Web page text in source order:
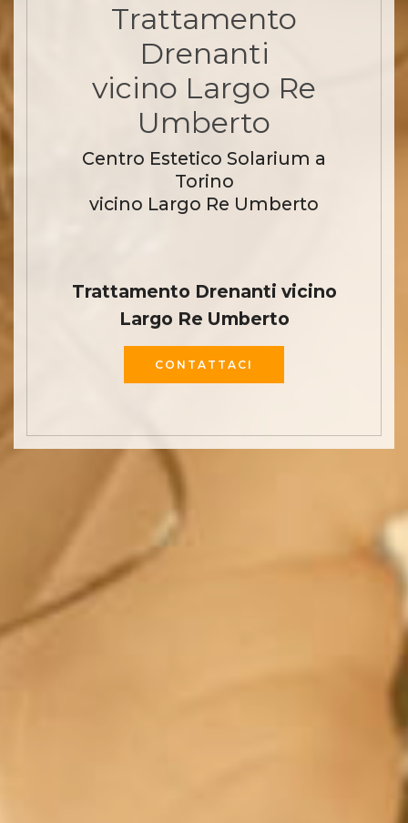
Trattamento
Drenanti
vicino Largo Re
Umberto
Centro Estetico Solarium a
Torino
vicino Largo Re Umberto
Trattamento Drenanti vicino
Largo Re Umberto
CONTATTACI